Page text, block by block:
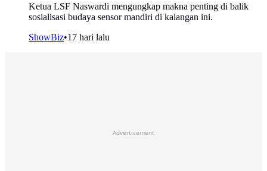
Ketua LSF Naswardi mengungkap makna penting di balik
sosialisasi budaya sensor mandiri di kalangan ini.
ShowBiz•17 hari lalu
Advertisement